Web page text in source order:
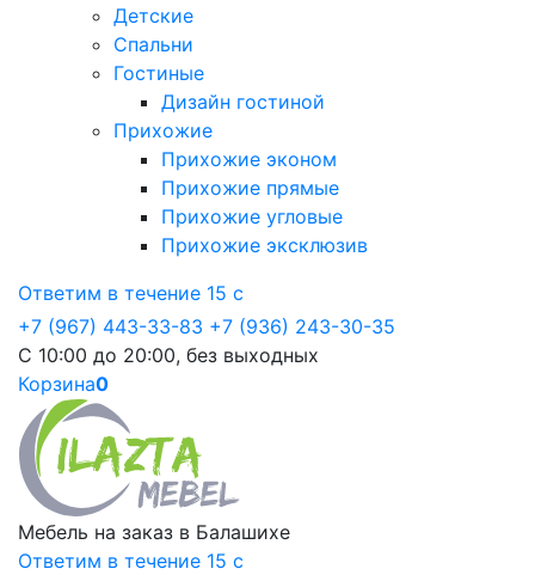
Детские
Спальни
Гостиные
Дизайн гостиной
Прихожие
Прихожие эконом
Прихожие прямые
Прихожие угловые
Прихожие эксклюзив
Ответим в течение 15 с
+7 (967) 443-33-83 +7 (936) 243-30-35
С 10:00 до 20:00, без выходных
Корзина0
Мебель на заказ в Балашихе
Ответим в течение 15 с